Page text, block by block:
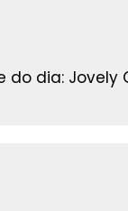
do dia: Jovely